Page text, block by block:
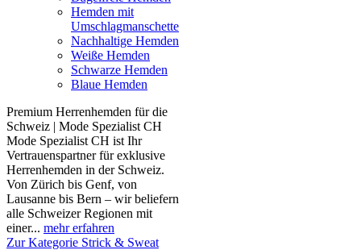
Hemden mit
Umschlagmanschette
Nachhaltige Hemden
Weiße Hemden
Schwarze Hemden
Blaue Hemden
Premium Herrenhemden für die
Schweiz | Mode Spezialist CH
Mode Spezialist CH ist Ihr
Vertrauenspartner für exklusive
Herrenhemden in der Schweiz.
Von Zürich bis Genf, von
Lausanne bis Bern – wir beliefern
alle Schweizer Regionen mit
einer... mehr erfahren
Zur Kategorie Strick & Sweat